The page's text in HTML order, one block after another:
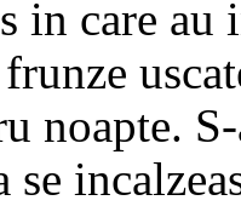
in care au
noapte.